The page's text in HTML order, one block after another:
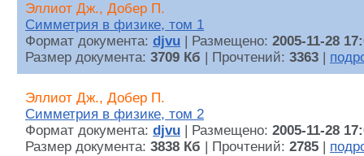
Эллиот Дж., Добер П.
Симметрия в физике, том 1
Формат документа: djvu | Размещено: 2005-11-28
Размер документа: 3709 Кб | Прочтений: 3363
Эллиот Дж., Добер П.
Симметрия в физике, том 2
Формат документа: djvu | Размещено: 2005-11-28
Размер документа: 3838 Кб | Прочтений: 2785